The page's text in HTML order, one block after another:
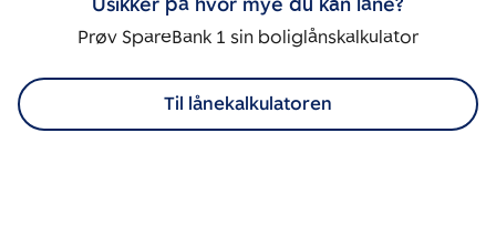
Usikker på hvor mye du kan låne?
Prøv SpareBank 1 sin boliglånskalkulator
Til lånekalkulatoren